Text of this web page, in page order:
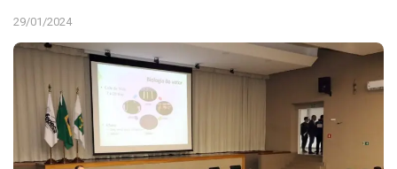
29/01/2024